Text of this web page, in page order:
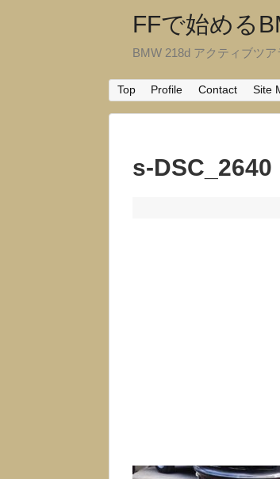
FFで始める
BMW 218d アクティブツ
Top Profile Contact Site
s-DSC_2640